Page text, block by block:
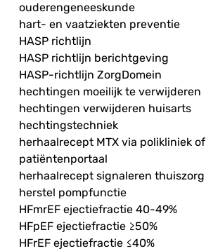
ouderengeneeskunde
hart- en vaatziekten preventie
HASP richtlijn
HASP richtlijn berichtgeving
HASP-richtlijn ZorgDomein
hechtingen moeilijk te verwijderen
hechtingen verwijderen huisarts
hechtingstechniek
herhaalrecept MTX via polikliniek of
patiëntenportaal
herhaalrecept signaleren thuiszorg
herstel pompfunctie
HFmrEF ejectiefractie 40-49%
HFpEF ejectiefractie ≥50%
HFrEF ejectiefractie ≤40%